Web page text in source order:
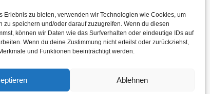
Erlebnis zu bieten, verwenden wir Technologien wie Cookies, um
zu speichern und/oder darauf zuzugreifen. Wenn du diesen
können wir Daten wie das Surfverhalten oder eindeutige IDs auf
Wenn du deine Zustimmung nicht erteilst oder zurückziehst,
und Funktionen beeinträchtigt werden.
Ablehnen